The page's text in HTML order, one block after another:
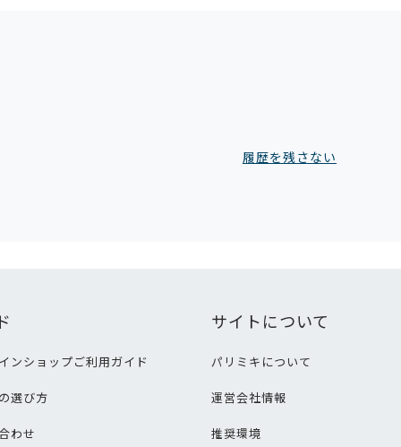
履歴を残さない
ンショップご利用ガイド
選び方
わせ
サイトについて
パリミキについて
運営会社情報
推奨環境